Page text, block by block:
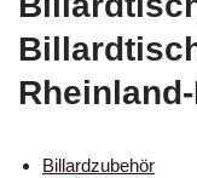
Billardzubehör